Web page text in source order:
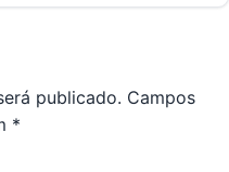
publicado. Campos
*